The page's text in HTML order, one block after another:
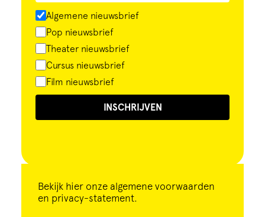
Algemene nieuwsbrief
Pop nieuwsbrief
Theater nieuwsbrief
Cursus nieuwsbrief
Film nieuwsbrief
INSCHRIJVEN
Bekijk hier onze algemene voorwaarden
en privacy-statement.